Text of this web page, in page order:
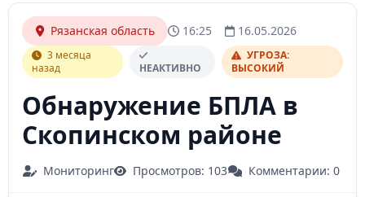
Рязанская область 16:25 16.05.2026
3 месяца
назад
НЕАКТИВНО
УГРОЗА:
ВЫСОКИЙ
Обнаружение БПЛА в
Скопинском районе
Мониторинг Просмотров: 103 Комментарии: 0